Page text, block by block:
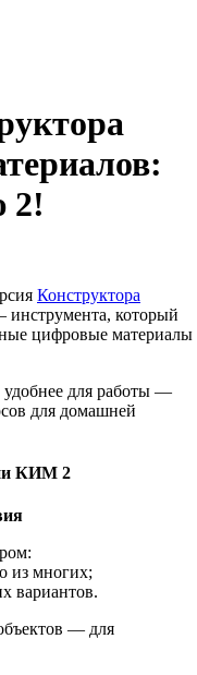
2!
Конструктора
который
цифровые материалы
для работы —
для домашней
КИМ 2
из многих;
вариантов.
— для